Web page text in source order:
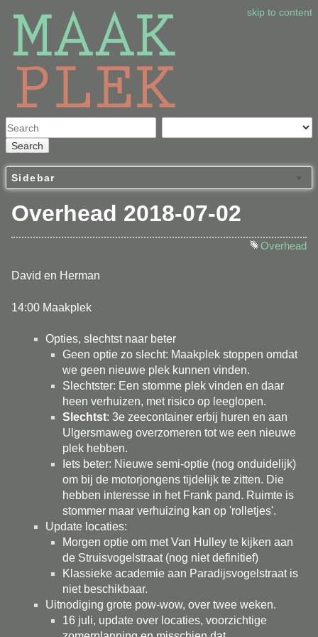
skip to content
Search
Sidebar
Overhead 2018-07-02
Overhead
David en Herman
14:00 Maakplek
Opties, slechtst naar beter
Geen optie zo slecht: Maakplek stoppen omdat
we geen nieuwe plek kunnen vinden.
Slechtster: Een stomme plek vinden en daar
heen verhuizen, met risico op leeglopen.
Slechtst: 3e zeecontainer erbij huren en aan
Ulgersmaweg overzomeren tot we een nieuwe
plek hebben.
Iets beter: Nieuwe semi-optie (nog onduidelijk)
om bij de motorjongens tijdelijk te zitten. Die
hebben interesse in het Frank pand. Ruimte is
stommer maar verhuizing kan op 'rolletjes'.
Update locaties:
Morgen optie om met Van Hulley te kijken aan
de Struisvogelstraat (nog niet definitief)
Klassieke academie aan Paradijsvogelstraat is
niet beschikbaar.
Uitnodiging grote pow-wow, over twee weken.
16 juli, update over locaties, voorzichtige